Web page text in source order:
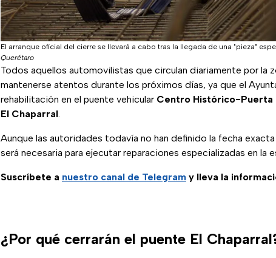
El arranque oficial del cierre se llevará a cabo tras la llegada de una "pieza"
Querétaro
Todos aquellos automovilistas que circulan diariamente por la
mantenerse atentos durante los próximos días, ya que el
rehabilitación en el puente vehicular Centro Histórico-Puerta
El Chaparral.
Aunque las autoridades todavía no han definido la fecha
será necesaria para ejecutar reparaciones especializadas en la
Suscríbete a nuestro canal de Telegram y lleva la
¿Por qué cerrarán el puente El